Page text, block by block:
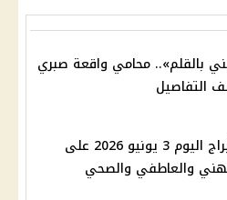
بالقلم».. محامي واقعة صبري
التفاصيل
توقعات الأبراج اليوم 3 يونيو 2026 على
والعاطفي والصحي